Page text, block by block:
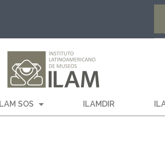
SOS ILAMDIR